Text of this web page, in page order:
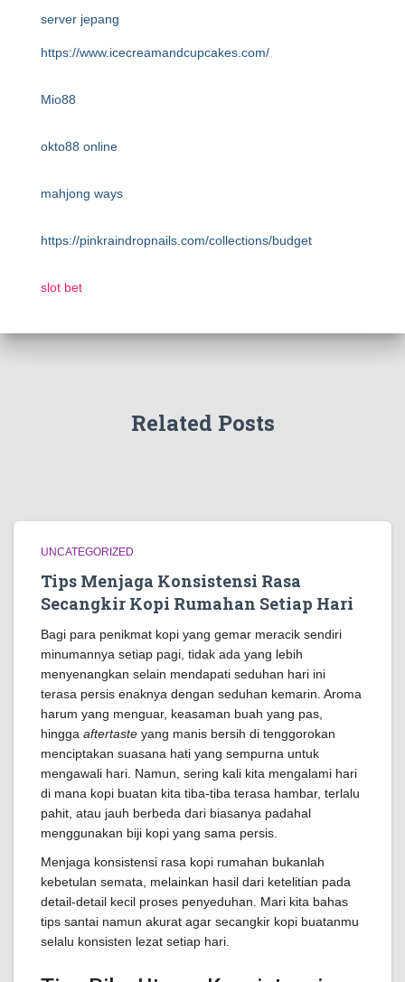
server jepang
https://www.icecreamandcupcakes.com/
Mio88
okto88 online
mahjong ways
https://pinkraindropnails.com/collections/budget
slot bet
Related Posts
UNCATEGORIZED
Tips Menjaga Konsistensi Rasa
Secangkir Kopi Rumahan Setiap Hari
Bagi para penikmat kopi yang gemar meracik sendiri
minumannya setiap pagi, tidak ada yang lebih
menyenangkan selain mendapati seduhan hari ini
terasa persis enaknya dengan seduhan kemarin. Aroma
harum yang menguar, keasaman buah yang pas,
hingga aftertaste yang manis bersih di tenggorokan
menciptakan suasana hati yang sempurna untuk
mengawali hari. Namun, sering kali kita mengalami hari
di mana kopi buatan kita tiba-tiba terasa hambar, terlalu
pahit, atau jauh berbeda dari biasanya padahal
menggunakan biji kopi yang sama persis.
Menjaga konsistensi rasa kopi rumahan bukanlah
kebetulan semata, melainkan hasil dari ketelitian pada
detail-detail kecil proses penyeduhan. Mari kita bahas
tips santai namun akurat agar secangkir kopi buatanmu
selalu konsisten lezat setiap hari.